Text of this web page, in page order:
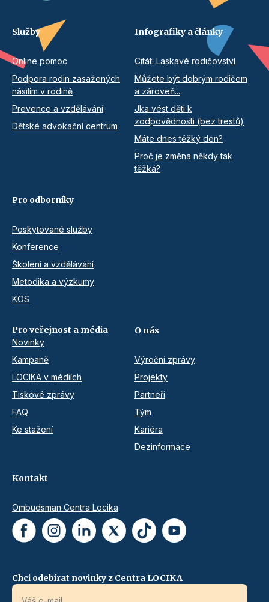
Služby
Online pomoc
Podpora rodin zasažených
násilím v rodině
Prevence a vzdělávání
Dětské advokační centrum
Infografiky a články
Citát: Laskavé rodičovství
Můžete být dobrým rodičem
a zároveň...
Jka vést děti k
zodpovědnosti (bez trestů)
Máte dnes těžký den?
Proč je změna někdy tak
těžká?
Pro odborníky
Poskytované služby
Konference
Školení a vzdělávání
Metodika a výzkumy
KOS
Pro veřejnost a média
Novinky
Kampaně
LOCIKA v médiích
Tiskové zprávy
FAQ
Ke stažení
O nás
Výroční zprávy
Projekty
Partneři
Tým
Kariéra
Dezinformace
Kontakt
Ombudsman Centra Locika
Chci odebírat novinky z Centra LOCIKA